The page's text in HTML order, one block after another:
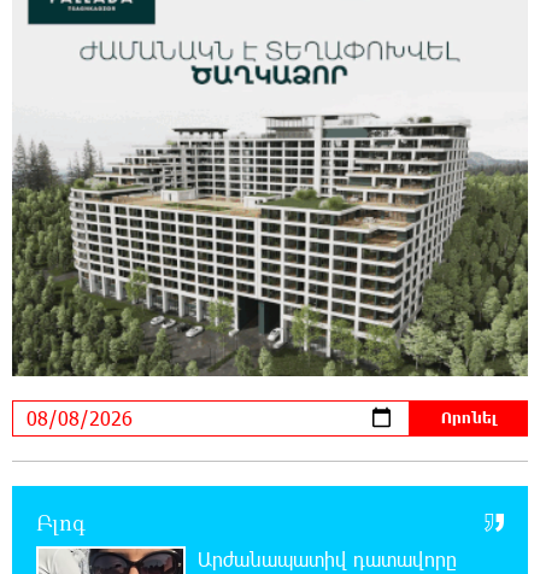
21:45:44 7-08-2026
Երևանում և մարզերում էլեկտրաէներգիայի
21:26:16 7-08-2026
Ստեփանավանում ռուս կին է փորձել
ինքնասպան լինել
21:08:37 7-08-2026
ԵԱՏՄ֊ն չի ուզում, որ իր միջոցներով
զարգանա Հայաստանի տնտեսությունը ու
հետո գնա ԵՄ. Արշակ Կարապետյան
21:03:44 7-08-2026
Բլոգ
Արժանապատիվ դատավորը